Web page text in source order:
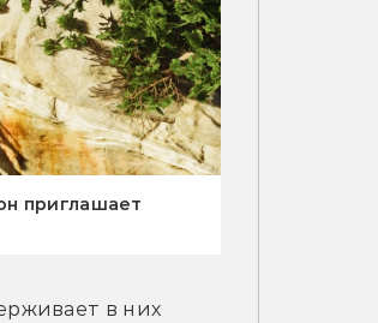
приглашает
в них